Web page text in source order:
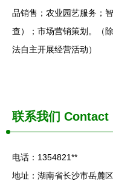
品销售；农业园艺服务；
查）；市场营销策划。（
法自主开展经营活动）
联系我们 Contact
电话：1354821**
地址：湖南省长沙市岳麓